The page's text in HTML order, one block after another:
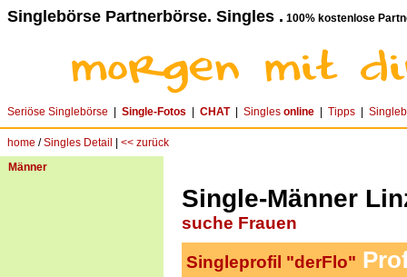
Singlebörse Partnerbörse. Singles . 100% kostenlose
Seriöse Singlebörse Single-Fotos CHAT| Singles online Tipps
home /Singles Detail
<< zurück
Männer
Single-Männer
suche Frauen
Singleprofil "derFlo"